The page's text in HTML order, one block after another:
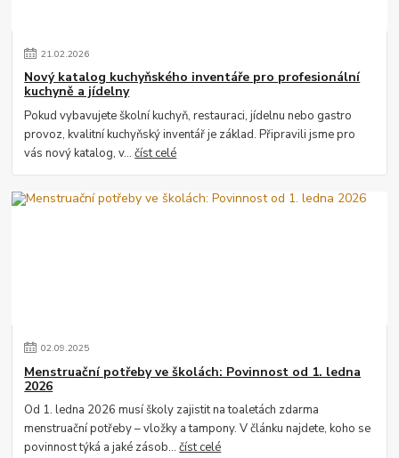
21.02.2026
Nový katalog kuchyňského inventáře pro profesionální
kuchyně a jídelny
Pokud vybavujete školní kuchyň, restauraci, jídelnu nebo gastro
provoz, kvalitní kuchyňský inventář je základ. Připravili jsme pro
vás nový katalog, v...číst celé
02.09.2025
Menstruační potřeby ve školách: Povinnost od 1. ledna
2026
Od 1. ledna 2026 musí školy zajistit na toaletách zdarma
menstruační potřeby – vložky a tampony. V článku najdete, koho se
povinnost týká a jaké zásob...číst celé